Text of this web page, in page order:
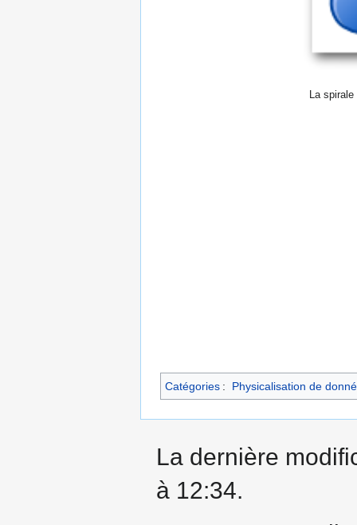
La
Catégories : Physicalisation de
La dernière
à 12:34.